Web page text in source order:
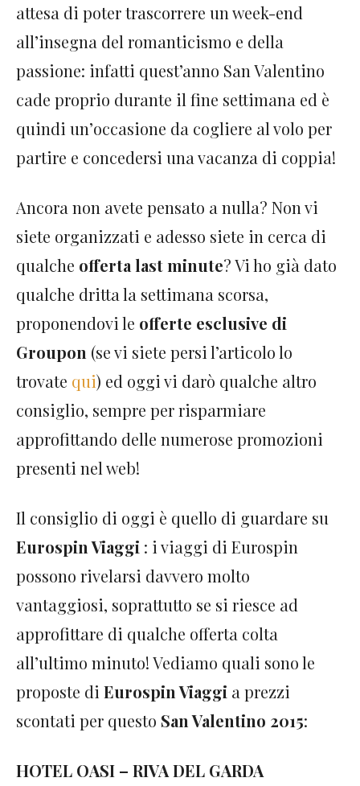
attesa di poter trascorrere un week-end
all’insegna del romanticismo e della
passione: infatti quest’anno San Valentino
cade proprio durante il fine settimana ed è
quindi un’occasione da cogliere al volo per
partire e concedersi una vacanza di coppia!
Ancora non avete pensato a nulla? Non vi
siete organizzati e adesso siete in cerca di
qualche offerta last minute? Vi ho già dato
qualche dritta la settimana scorsa,
proponendovi le offerte esclusive di
Groupon (se vi siete persi l’articolo lo
trovate qui) ed oggi vi darò qualche altro
consiglio, sempre per risparmiare
approfittando delle numerose promozioni
presenti nel web!
Il consiglio di oggi è quello di guardare su
Eurospin Viaggi : i viaggi di Eurospin
possono rivelarsi davvero molto
vantaggiosi, soprattutto se si riesce ad
approfittare di qualche offerta colta
all’ultimo minuto! Vediamo quali sono le
proposte di Eurospin Viaggi a prezzi
scontati per questo San Valentino 2015:
HOTEL OASI – RIVA DEL GARDA